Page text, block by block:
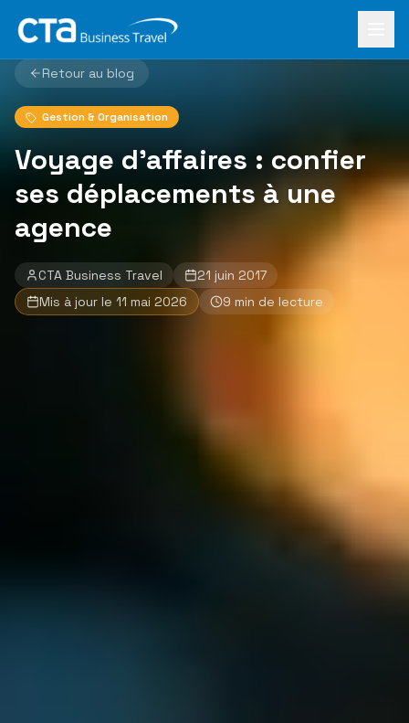
Accueil›Le Mag
›Voyage d'affaires : confier ses déplacements à une agence
Retour au blog
Gestion & Organisation
Voyage d'affaires : confier
ses déplacements à une
agence
CTA Business Travel
21 juin 2017
Mis à jour le 11 mai 2026 9 min de lecture